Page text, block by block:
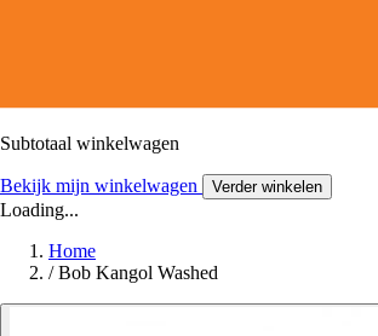
Subtotaal winkelwagen
Bekijk mijn winkelwagen Verder winkelen
Loading...
Home
/ Bob Kangol Washed